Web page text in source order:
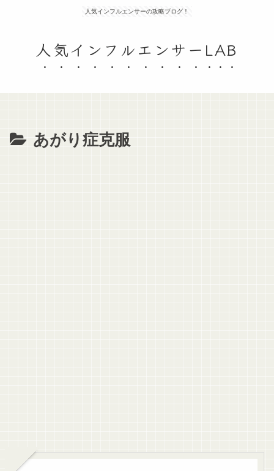
人気インフルエンサーの攻略ブログ！
人気インフルエンサーLAB
あがり症克服